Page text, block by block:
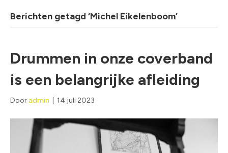
Berichten getagd ‘Michel Eikelenboom’
Drummen in onze coverband
is een belangrijke afleiding
Door admin 14 juli 2023